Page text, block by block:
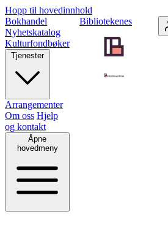
Hopp til hovedinnhold
Bibliotekenes
Bokhandel
Nyhetskatalog
Kulturfondbøker
Tjenester
Arrangementer
Om oss Hjelp
og kontakt
Åpne
hovedmeny